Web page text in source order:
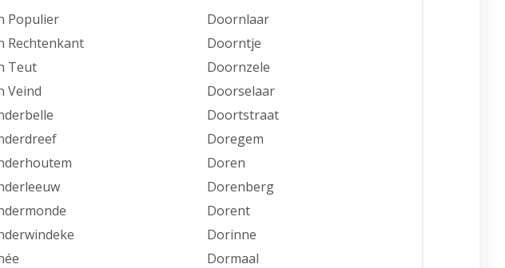
Populier
Rechtenkant
Teut
Veind
Doornlaar
Doorntje
Doornzele
Doorselaar
Doortstraat
Doregem
Doren
Dorenberg
Dorent
Dorinne
Dormaal